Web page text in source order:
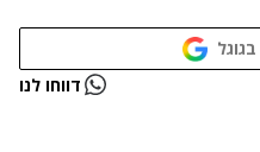
דווחו לנו